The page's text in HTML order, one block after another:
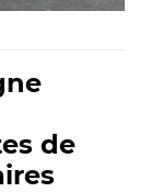
de